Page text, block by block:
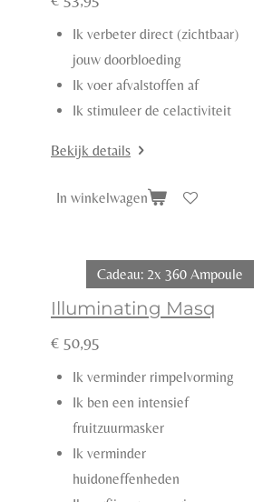
Ik verbeter direct (zichtbaar)
jouw doorbloeding
Ik voer afvalstoffen af
Ik stimuleer de celactiviteit
Bekijk details
In winkelwagen
Cadeau: 2x 360 Ampoule
Illuminating Masq
€ 50,95
Ik verminder rimpelvorming
Ik ben een intensief
fruitzuurmasker
Ik verminder
huidoneffenheden